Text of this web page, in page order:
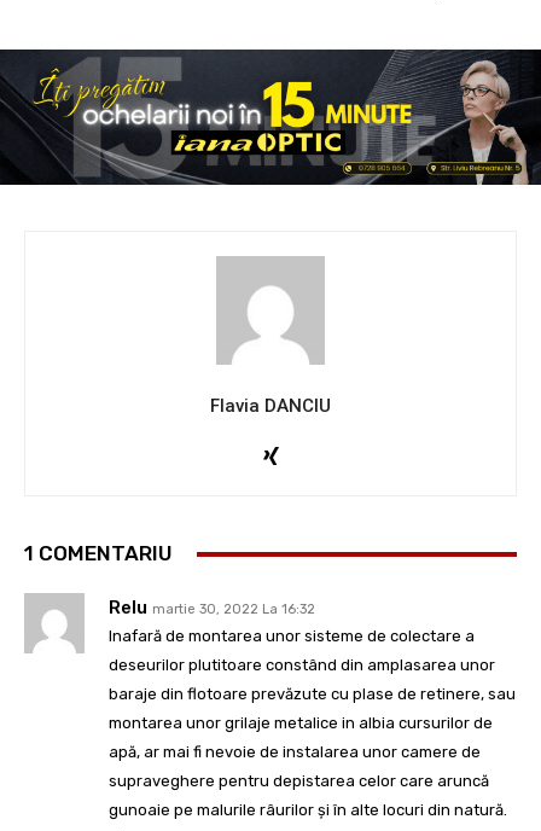
Flavia DANCIU
1 COMENTARIU
Relu martie 30, 2022 La 16:32
Inafară de montarea unor sisteme de colectare a
deseurilor plutitoare constând din amplasarea unor
baraje din flotoare prevăzute cu plase de retinere, sau
montarea unor grilaje metalice in albia cursurilor de
apă, ar mai fi nevoie de instalarea unor camere de
supraveghere pentru depistarea celor care aruncă
gunoaie pe malurile râurilor și în alte locuri din natură.